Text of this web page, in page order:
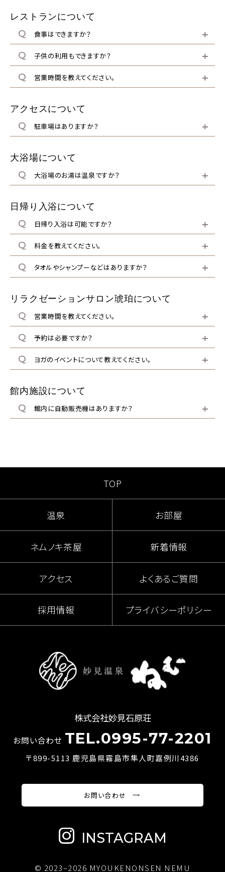
BESTRATE
公式サイトが 1番お得
宿泊 航空券＋宿泊
チェックイン
宿泊数
泊
1泊あたり 室数
検索
空室カレンダー
マイページログイン
予約の確認
ご予約・お問い合わせ
レストランについて
食事はできますか？
子供の利用もできますか？
営業時間を教えてください。
アクセスについて
駐車場はありますか？
大浴場について
大浴場のお湯は温泉ですか？
日帰り入浴について
日帰り入浴は可能ですか？
料金を教えてください。
タオルやシャンプーなどはありますか？
リラクゼーションサロン琥珀について
営業時間を教えてください。
予約は必要ですか？
ヨガのイベントについて教えてください。
館内施設について
館内に自動販売機はありますか？
TOP
温泉 お部屋
ネムノキ茶屋 新着情報
アクセス よくあるご質問
採用情報 プライバシーポリシー
株式会社妙見石原荘
お問い合わせ TEL.0995-77-2201
〒899-5113 鹿児島県霧島市隼人町嘉例川4386
お問い合わせ
INSTAGRAM
© 2023–2026 MYOUKENONSEN NEMU